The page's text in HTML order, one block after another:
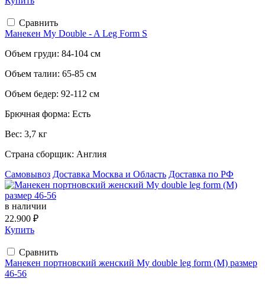
Сравнить
Манекен My Double - A Leg Form S
Объем груди: 84-104 см
Объем талии: 65-85 см
Объем бедер: 92-112 см
Брючная форма: Есть
Вес: 3,7 кг
Страна сборщик: Англия
Самовывоз Доставка Москва и Область Доставка по РФ
в наличии
22.900 ₽
Купить
Сравнить
Манекен портновский женский My double leg form (M) размер
46-56